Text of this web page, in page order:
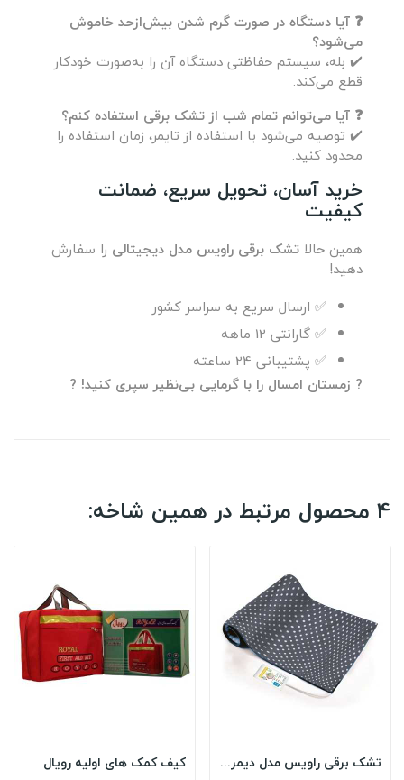
❓ آیا دستگاه در صورت گرم شدن بیش‌ازحد خاموش
می‌شود؟
✔️ بله، سیستم حفاظتی دستگاه آن را به‌صورت خودکار
قطع می‌کند.
❓ آیا می‌توانم تمام شب از تشک برقی استفاده کنم؟
✔️ توصیه می‌شود با استفاده از تایمر، زمان استفاده را
محدود کنید.
خرید آسان، تحویل سریع، ضمانت
کیفیت
همین حالا تشک برقی راویس مدل دیجیتالی را سفارش
دهید!
✅ ارسال سریع به سراسر کشور
✅ گارانتی 12 ماهه
✅ پشتیبانی 24 ساعته
? زمستان امسال را با گرمایی بی‌نظیر سپری کنید! ?
4 محصول مرتبط در همین شاخه:
کیف کمک های اولیه رویال تشک برقی راویس مدل دیمر دار سایز 50*70 خالخالی